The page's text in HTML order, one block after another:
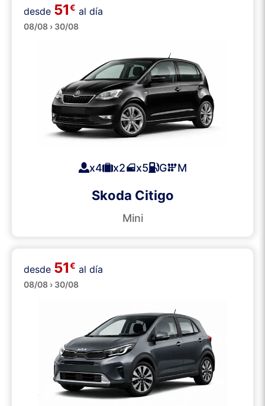
Pequeños
desde 51€ al día
08/08 › 30/08
x4 x2 x5 G M
Skoda Citigo
Mini
Pequeños
desde 51€ al día
08/08 › 30/08